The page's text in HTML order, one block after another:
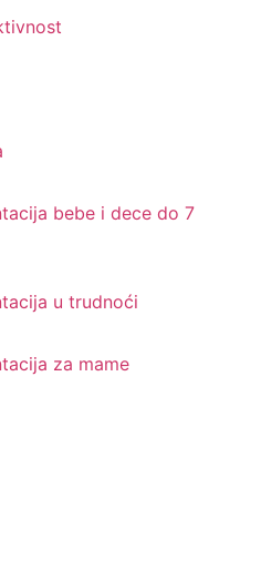
bebe i dece do 7
u trudnoći
za mame